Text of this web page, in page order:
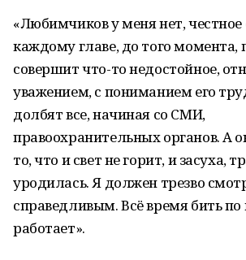
«Любимчиков у меня нет, честное
каждому главе, до того момента,
совершит что-то недостойное,
уважением, с пониманием его
долбят все, начиная со СМИ,
правоохранительных органов. А
то, что и свет не горит, и засуха,
уродилась. Я должен трезво
справедливым. Всё время бить по
работает».